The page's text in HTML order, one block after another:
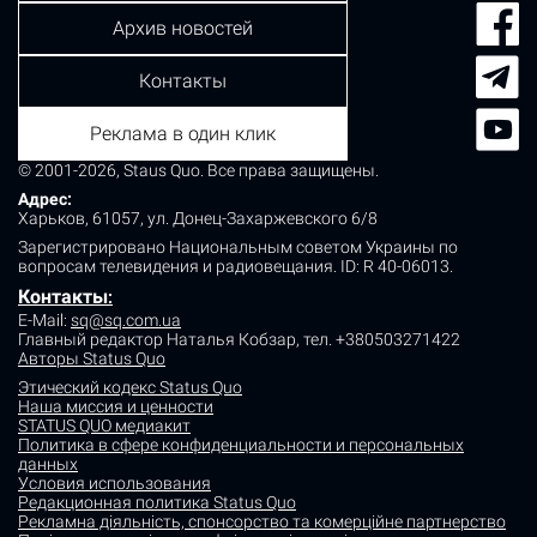
© 2001-2026, Staus Quo. Все права защищены.
Адрес:
Харьков, 61057, ул. Донец-Захаржевского 6/8
Зарегистрировано Национальным советом Украины по
вопросам телевидения и радиовещания. ID: R 40-06013.
Контакты:
E-Mail: sq@sq.com.ua
Главный редактор Наталья Кобзар, тел. +380503271422
Авторы Status Quo
Этический кодекс Status Quo
Наша миссия и ценности
STATUS QUO медиакит
Политика в сфере конфиденциальности и персональных
данных
Условия использования
Редакционная политика Status Quo
Рекламна діяльність, спонсорство та комерційне партнерство
Архив новостей
Контакты
Реклама в один клик